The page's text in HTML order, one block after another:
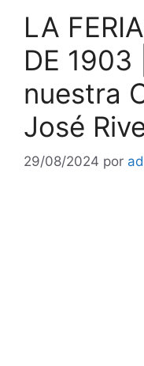
LA
DE
nuestra
José
29/08/2024 por